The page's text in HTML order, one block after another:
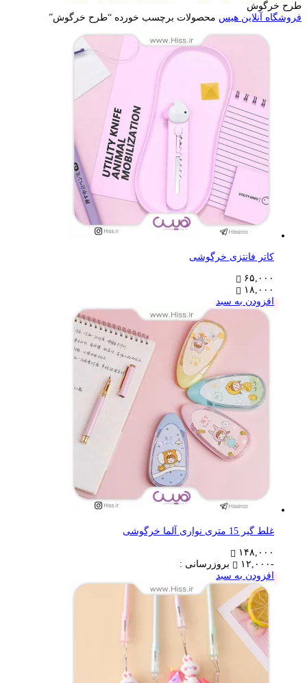
طرح خرگوش
فروشگاه آنلاین هیس محصولات برچسب خورده “طرح خرگوش”
کاتر فانتزی خرگوشی
۶۵,۰۰۰
۱۸,۰۰۰
افزودن به سبد
غلط گیر 15 متری نواری آلما خرگوشی
۱۴۸,۰۰۰
-۱۲,۰۰۰
بروزرسانی :
افزودن به سبد